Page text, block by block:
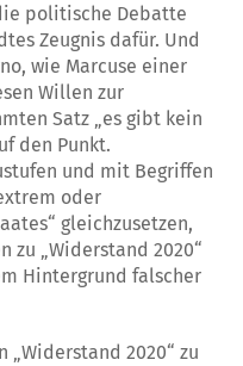
politische Debatte
Zeugnis dafür. Und
wie Marcuse einer
Willen zur
Satz „es gibt kein
den Punkt.
und mit Begriffen
oder
gleichzusetzen,
zu „Widerstand 2020“
Hintergrund falscher
„Widerstand 2020“ zu